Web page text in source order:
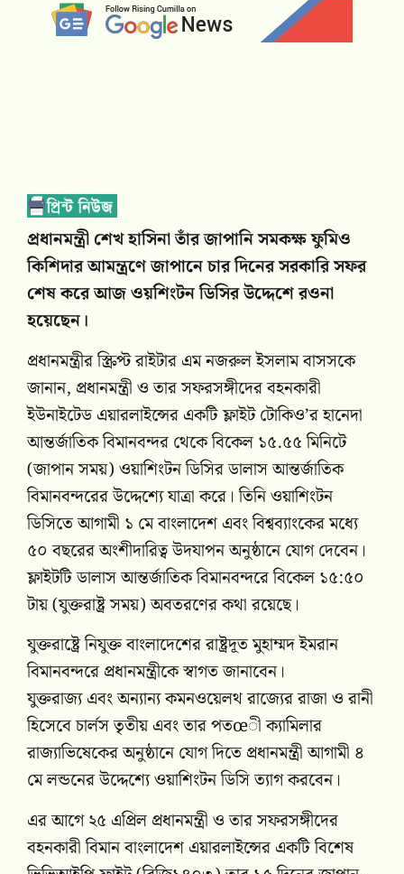
প্রধানমন্ত্রী শেখ হাসিনা তাঁর জাপানি সমকক্ষ ফুমিও
কিশিদার আমন্ত্রণে জাপানে চার দিনের সরকারি সফর
শেষ করে আজ ওয়শিংটন ডিসির উদ্দেশে রওনা
হয়েছেন।
প্রধানমন্ত্রীর স্ক্রিপ্ট রাইটার এম নজরুল ইসলাম বাসসকে
জানান, প্রধানমন্ত্রী ও তার সফরসঙ্গীদের বহনকারী
ইউনাইটেড এয়ারলাইন্সের একটি ফ্লাইট টোকিও’র হানেদা
আন্তর্জাতিক বিমানবন্দর থেকে বিকেল ১৫.৫৫ মিনিটে
(জাপান সময়) ওয়াশিংটন ডিসির ডালাস আন্তর্জাতিক
বিমানবন্দরের উদ্দেশ্যে যাত্রা করে। তিনি ওয়াশিংটন
ডিসিতে আগামী ১ মে বাংলাদেশ এবং বিশ্বব্যাংকের মধ্যে
৫০ বছরের অংশীদারিত্ব উদযাপন অনুষ্ঠানে যোগ দেবেন।
ফ্লাইটটি ডালাস আন্তর্জাতিক বিমানবন্দরে বিকেল ১৫:৫০
টায় (যুক্তরাষ্ট্র সময়) অবতরণের কথা রয়েছে।
যুক্তরাষ্ট্রে নিযুক্ত বাংলাদেশের রাষ্ট্রদূত মুহাম্মদ ইমরান
বিমানবন্দরে প্রধানমন্ত্রীকে স্বাগত জানাবেন।
যুক্তরাজ্য এবং অন্যান্য কমনওয়েলথ রাজ্যের রাজা ও রানী
হিসেবে চার্লস তৃতীয় এবং তার পতœী ক্যামিলার
রাজ্যাভিষেকের অনুষ্ঠানে যোগ দিতে প্রধানমন্ত্রী আগামী ৪
মে লন্ডনের উদ্দেশ্যে ওয়াশিংটন ডিসি ত্যাগ করবেন।
এর আগে ২৫ এপ্রিল প্রধানমন্ত্রী ও তার সফরসঙ্গীদের
বহনকারী বিমান বাংলাদেশ এয়ারলাইন্সের একটি বিশেষ